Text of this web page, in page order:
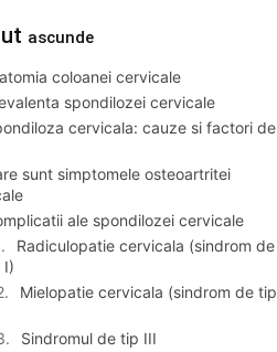
ascunde
coloanei cervicale
spondilozei cervicale
cervicala: cauze si factori de
sunt simptomele osteoartritei
ale spondilozei cervicale
Radiculopatie cervicala (sindrom de
I)
Mielopatie cervicala (sindrom de tip
Sindromul de tip III